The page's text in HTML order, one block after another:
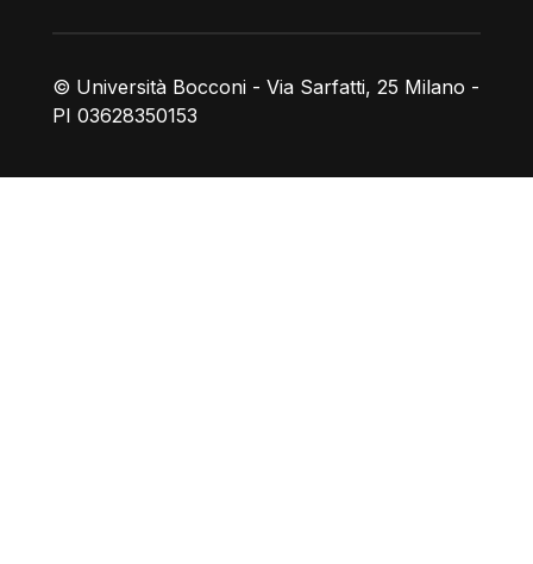
© Università Bocconi - Via Sarfatti, 25 Milano -
PI 03628350153